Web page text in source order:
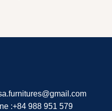
:+84 988 951 579